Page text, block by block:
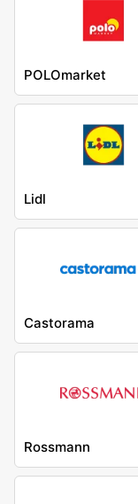
POLOmarket
Lidl
Castorama
Rossmann